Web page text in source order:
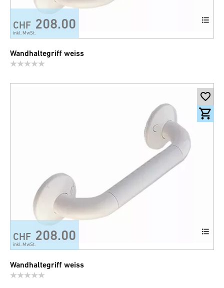
CHF 208.00
inkl. MwSt.
Wandhaltegriff weiss
CHF 208.00
inkl. MwSt.
Wandhaltegriff weiss